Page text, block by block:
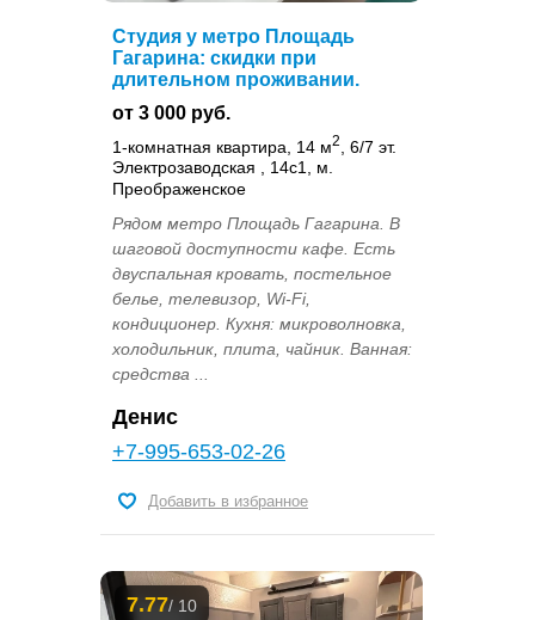
Студия у метро Площадь
Гагарина: скидки при
длительном проживании.
от 3 000 руб.
1-комнатная квартира, 14 м2
, 6/7 эт.
Электрозаводская , 14с1, м.
Преображенское
Рядом метро Площадь Гагарина. В
шаговой доступности кафе. Есть
двуспальная кровать, постельное
белье, телевизор, Wi-Fi,
кондиционер. Кухня: микроволновка,
холодильник, плита, чайник. Ванная:
средства ...
Денис
+7-995-653-02-26
Добавить в избранное
7.77/ 10